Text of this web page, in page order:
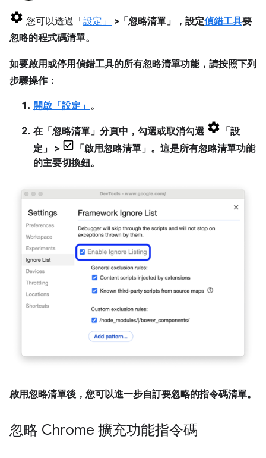
您可以透過「 設定」 >「忽略清單」 ，設定偵錯工具要
忽略的程式碼清單。
如要啟用或停用偵錯工具的所有忽略清單功能，請按照下列
步驟操作：
開啟「設定」 。
在「忽略清單」 分頁中，勾選或取消勾選
「設
定」
> 「啟用忽略清單」 。這是所有忽略清單功能
的主要切換鈕。
啟用忽略清單後，您可以進一步自訂要忽略的指令碼清單。
忽略 Chrome 擴充功能指令碼